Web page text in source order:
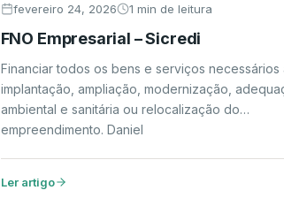
fevereiro 24, 2026 1 min de leitura
FNO Empresarial – Sicredi
Financiar todos os bens e serviços necessários
implantação, ampliação, modernização,
ambiental e sanitária ou relocalização do
empreendimento. Daniel
Ler artigo